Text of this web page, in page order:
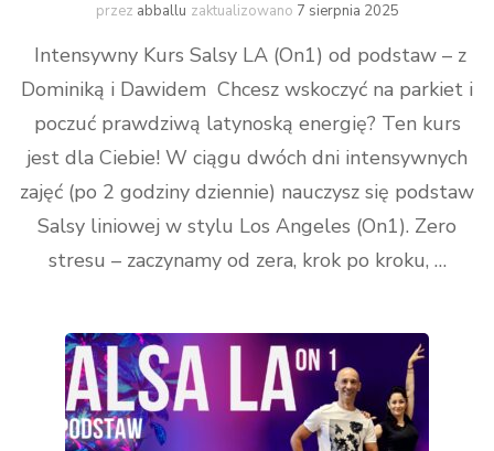
przez abballu zaktualizowano 7 sierpnia 2025
Intensywny Kurs Salsy LA (On1) od podstaw – z
Dominiką i Dawidem Chcesz wskoczyć na parkiet i
poczuć prawdziwą latynoską energię? Ten kurs
jest dla Ciebie! W ciągu dwóch dni intensywnych
zajęć (po 2 godziny dziennie) nauczysz się podstaw
Salsy liniowej w stylu Los Angeles (On1). Zero
stresu – zaczynamy od zera, krok po kroku, …